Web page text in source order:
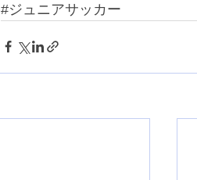
#ジュニアサッカー